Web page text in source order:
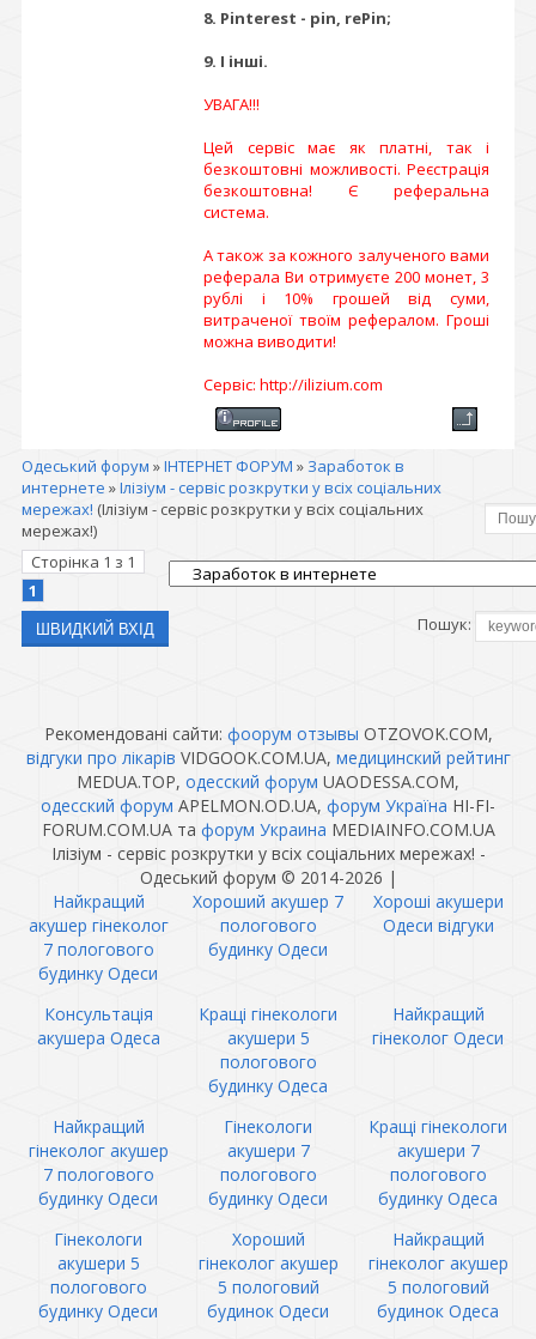
8. Pinterest - pin, rePin;
9. І інші.
УВАГА!!!
Цей сервіс має як платні, так і
безкоштовні можливості. Реєстрація
безкоштовна! Є реферальна
система.
А також за кожного залученого вами
реферала Ви отримуєте 200 монет, 3
рублі і 10% грошей від суми,
витраченої твоїм рефералом. Гроші
можна виводити!
Сервіс: http://ilizium.com
Одеський форум »ІНТЕРНЕТ ФОРУМ » Заработок в
интернете »Ілізіум - сервіс розкрутки у всіх соціальних
мережах! (Ілізіум - сервіс розкрутки у всіх соціальних
мережах!)
Сторінка 1 з 1
1
Пошук:
Рекомендовані сайти: фоорум отзывы OTZOVOK.COM,
відгуки про лікарів VIDGOOK.COM.UA, медицинский рейтинг
MEDUA.TOP, одесский форум UAODESSA.COM,
одесский форум APELMON.OD.UA, форум Україна HI-FI-
FORUM.COM.UA та форум Украина MEDIAINFO.COM.UA
Ілізіум - сервіс розкрутки у всіх соціальних мережах! -
Одеський форум © 2014-2026 |
Найкращий
акушер гінеколог
7 пологового
будинку Одеси
Хороший акушер 7
пологового
будинку Одеси
Хороші акушери
Одеси відгуки
Консультація
акушера Одеса
Кращі гінекологи
акушери 5
пологового
будинку Одеса
Найкращий
гінеколог Одеси
Найкращий
гінеколог акушер
7 пологового
будинку Одеси
Гінекологи
акушери 7
пологового
будинку Одеси
Кращі гінекологи
акушери 7
пологового
будинку Одеса
Гінекологи
акушери 5
пологового
будинку Одеси
Хороший
гінеколог акушер
5 пологовий
будинок Одеси
Найкращий
гінеколог акушер
5 пологовий
будинок Одеса